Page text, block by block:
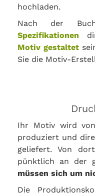
hochladen.
Nach der
Spezifikationen
Motiv gestaltet
Sie die Motiv-
Ihr Motiv wird
produziert und
geliefert. Von
pünktlich an der
müssen sich um
Die